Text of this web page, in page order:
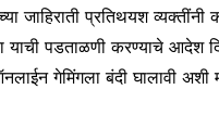
जाहिराती प्रतिथयश
पडताळणी करण्याचे आदेश
गेमिंगला बंदी घालावी अशी